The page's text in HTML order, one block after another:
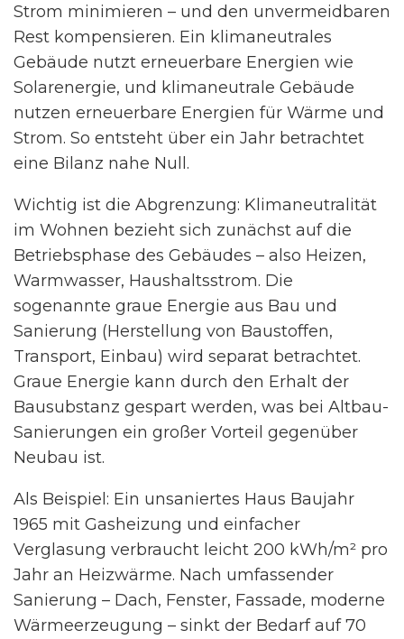
Strom minimieren – und den unvermeidbaren
Rest kompensieren. Ein klimaneutrales
Gebäude nutzt erneuerbare Energien wie
Solarenergie, und klimaneutrale Gebäude
nutzen erneuerbare Energien für Wärme und
Strom. So entsteht über ein Jahr betrachtet
eine Bilanz nahe Null.
Wichtig ist die Abgrenzung: Klimaneutralität
im Wohnen bezieht sich zunächst auf die
Betriebsphase des Gebäudes – also Heizen,
Warmwasser, Haushaltsstrom. Die
sogenannte graue Energie aus Bau und
Sanierung (Herstellung von Baustoffen,
Transport, Einbau) wird separat betrachtet.
Graue Energie kann durch den Erhalt der
Bausubstanz gespart werden, was bei Altbau-
Sanierungen ein großer Vorteil gegenüber
Neubau ist.
Als Beispiel: Ein unsaniertes Haus Baujahr
1965 mit Gasheizung und einfacher
Verglasung verbraucht leicht 200 kWh/m² pro
Jahr an Heizwärme. Nach umfassender
Sanierung – Dach, Fenster, Fassade, moderne
Wärmeerzeugung – sinkt der Bedarf auf 70